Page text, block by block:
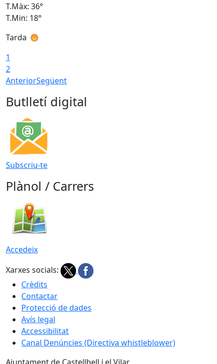
T.Màx: 36°
T.Min: 18°
Tarda
1
2
AnteriorSegüent
Butlletí digital
Subscriu-te
Plànol / Carrers
Accedeix
Xarxes socials:
Crèdits
Contactar
Protecció de dades
Avís legal
Accessibilitat
Canal Denúncies (Directiva whistleblower)